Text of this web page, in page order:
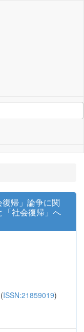
帰」論争に関
社会復帰」へ
(ISSN:21859019)